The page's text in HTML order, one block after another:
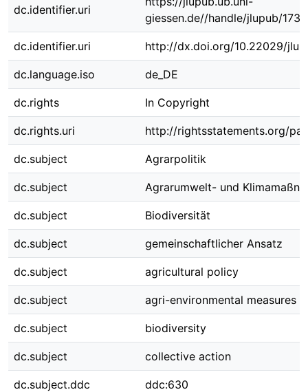
dc.identifier.uri
giessen.de//handle/jlupub/
dc.identifier.uri http://dx.doi.org/10.22029/
dc.language.iso de_DE
dc.rights In Copyright
dc.rights.uri http://rightsstatements.org/
dc.subject Agrarpolitik
dc.subject Agrarumwelt- und
dc.subject Biodiversität
dc.subject gemeinschaftlicher Ansatz
dc.subject agricultural policy
dc.subject agri-environmental measures
dc.subject biodiversity
dc.subject collective action
dc.subject.ddc ddc:630